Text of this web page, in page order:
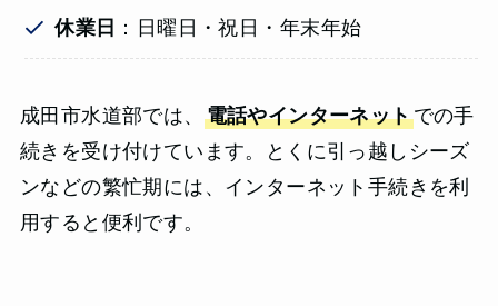
休業日 ：日曜日・祝日・年末年始
成田市水道部では、 電話やインターネットでの手
続きを受け付けています。とくに引っ越しシーズ
ンなどの繁忙期には、インターネット手続きを利
用すると便利です。